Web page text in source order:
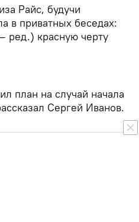
Райс, будучи
в приватных беседах:
ред.) красную черту
план на случай начала
Сергей Иванов.